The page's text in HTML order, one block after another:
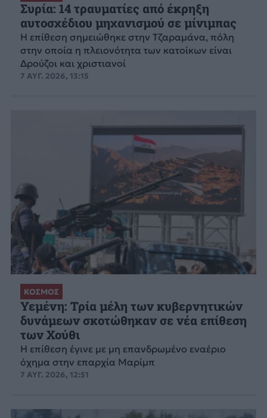
Συρία: 14 τραυματίες από έκρηξη
αυτοσχέδιου μηχανισμού σε μίνιμπας
Η επίθεση σημειώθηκε στην Τζαραμάνα, πόλη
στην οποία η πλειονότητα των κατοίκων είναι
Δρούζοι και χριστιανοί
7 ΑΥΓ. 2026, 13:15
ΚΟΣΜΟΣ
Υεμένη: Τρία μέλη των κυβερνητικών
δυνάμεων σκοτώθηκαν σε νέα επίθεση
των Χούθι
Η επίθεση έγινε με μη επανδρωμένο εναέριο
όχημα στην επαρχία Μαρίμπ
7 ΑΥΓ. 2026, 12:51